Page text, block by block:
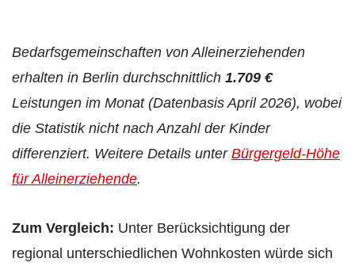
Bedarfsgemeinschaften von Alleinerziehenden
erhalten in Berlin durchschnittlich 1.709 €
Leistungen im Monat (Datenbasis April 2026), wobei
die Statistik nicht nach Anzahl der Kinder
differenziert. Weitere Details unter Bürgergeld-Höhe
für Alleinerziehende.
Zum Vergleich: Unter Berücksichtigung der
regional unterschiedlichen Wohnkosten würde sich